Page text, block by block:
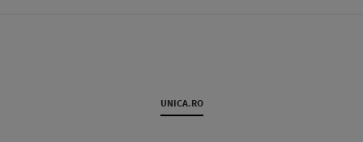
UNICA.RO